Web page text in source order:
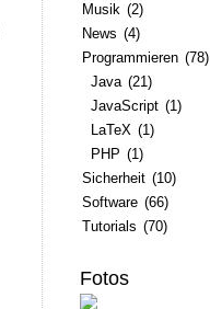
Musik (2)
News (4)
Programmieren (78)
Java (21)
JavaScript (1)
LaTeX (1)
PHP (1)
Sicherheit (10)
Software (66)
Tutorials (70)
Fotos